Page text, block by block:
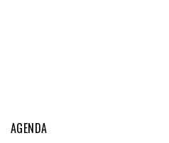
AGENDA